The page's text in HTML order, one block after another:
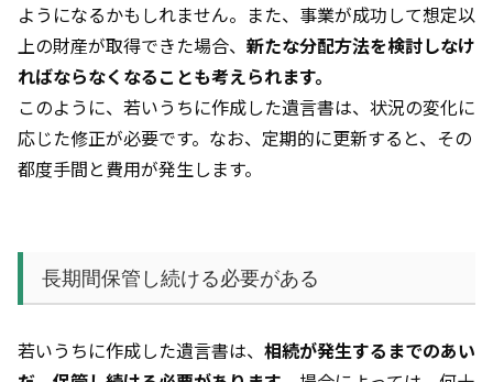
ようになるかもしれません。また、事業が成功して想定以
上の財産が取得できた場合、 新たな分配方法を検討しなけ
ればならなくなることも考えられます。
このように、若いうちに作成した遺言書は、状況の変化に
応じた修正が必要です。なお、定期的に更新すると、その
都度手間と費用が発生します。
長期間保管し続ける必要がある
若いうちに作成した遺言書は、 相続が発生するまでのあい